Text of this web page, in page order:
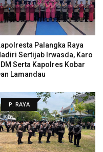
Palangka Raya
Sertijab Irwasda, Karo
Serta Kapolres Kobar
Lamandau
P. RAYA